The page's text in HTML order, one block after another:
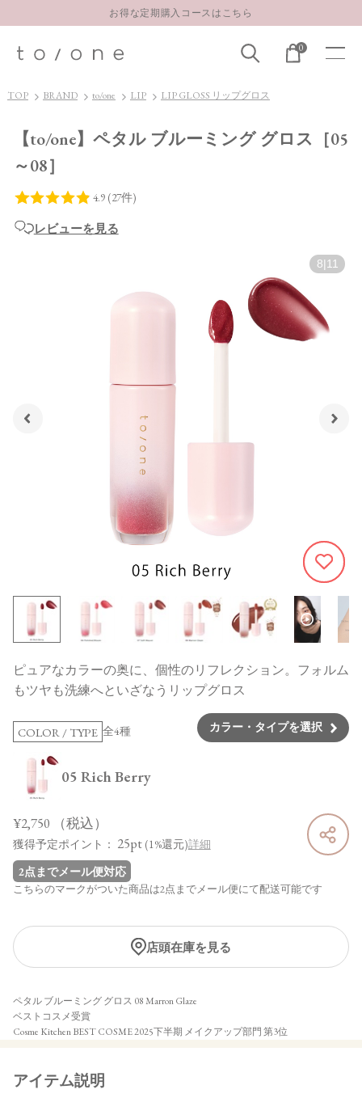
お得な定期購入コースはこちら
【重要】お盆期間中のお問い合わせと商品配送に関しまして
お得な定期購入コースはこちら
0
TOP BRAND to/one LIP LIP GLOSS リップグロス
【to/one】ペタル ブルーミング グロス［05
～08］
レビューを見る
8| 11
559
ピュアなカラーの奥に、個性のリフレクション。フォルム
もツヤも洗練へといざなうリップグロス
COLOR / TYPE 全4種 カラー・タイプを選択
05 Rich Berry
¥2,750 （税込）
獲得予定ポイント： 25pt (1%還元)詳細
2点までメール便対応
こちらのマークがついた商品は2点までメール便にて配送可能です
店頭在庫を見る
ペタル ブルーミング グロス 08 Marron Glaze
ベストコスメ受賞
Cosme Kitchen BEST COSME 2025下半期 メイクアップ部門 第3位
アイテム説明